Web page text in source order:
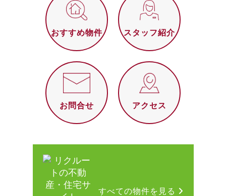
おすすめ物件 スタッフ紹介
お問合せ アクセス
すべての物件を見る